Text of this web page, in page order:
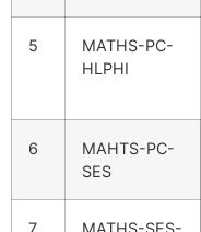
5
MATHS-PC-
HLPHI
6
MAHTS-PC-
SES